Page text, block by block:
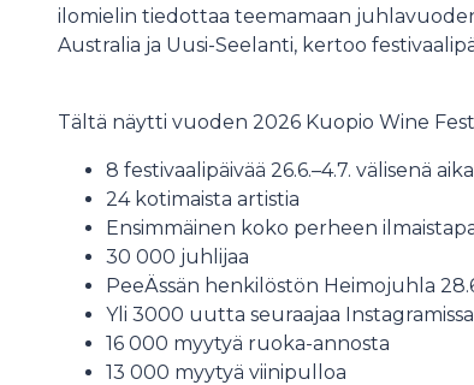
ilomielin tiedottaa teemamaan
Australia ja Uusi-Seelanti, kertoo
Tältä näytti vuoden 2026 Kuopio Wine
8 festivaalipäivää 26.6.–4.7. välisenä
24 kotimaista artistia
Ensimmäinen koko perheen
30 000 juhlijaa
PeeÄssän henkilöstön Heimojuhla
Yli 3000 uutta seuraajaa Instagramissa
16 000 myytyä ruoka-annosta
13 000 myytyä viinipulloa